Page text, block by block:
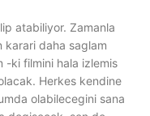
atabiliyor. Zamanla
karari daha saglam
-ki filmini hala izlemis
Herkes kendine
olabilecegini sana